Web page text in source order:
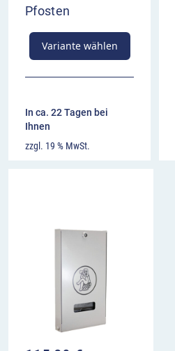
Pfosten
Variante wählen
In ca. 22 Tagen bei
Ihnen
zzgl. 19 % MwSt.